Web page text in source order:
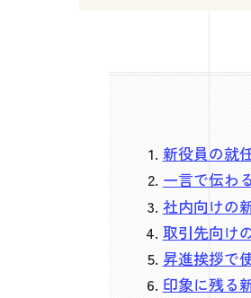
新役員の就
一言で伝わ
社内向けの
取引先向け
昇進挨拶で
印象に残る